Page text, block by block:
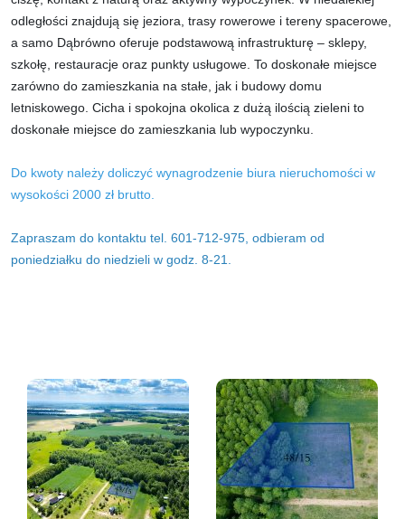
odległości znajdują się jeziora, trasy rowerowe i tereny spacerowe,
a samo Dąbrówno oferuje podstawową infrastrukturę – sklepy,
szkołę, restauracje oraz punkty usługowe. To doskonałe miejsce
zarówno do zamieszkania na stałe, jak i budowy domu
letniskowego. Cicha i spokojna okolica z dużą ilością zieleni to
doskonałe miejsce do zamieszkania lub wypoczynku.
Do kwoty należy doliczyć wynagrodzenie biura nieruchomości w
wysokości 2000 zł brutto.
Zapraszam do kontaktu tel. 601-712-975, odbieram od
poniedziałku do niedzieli w godz. 8-21.